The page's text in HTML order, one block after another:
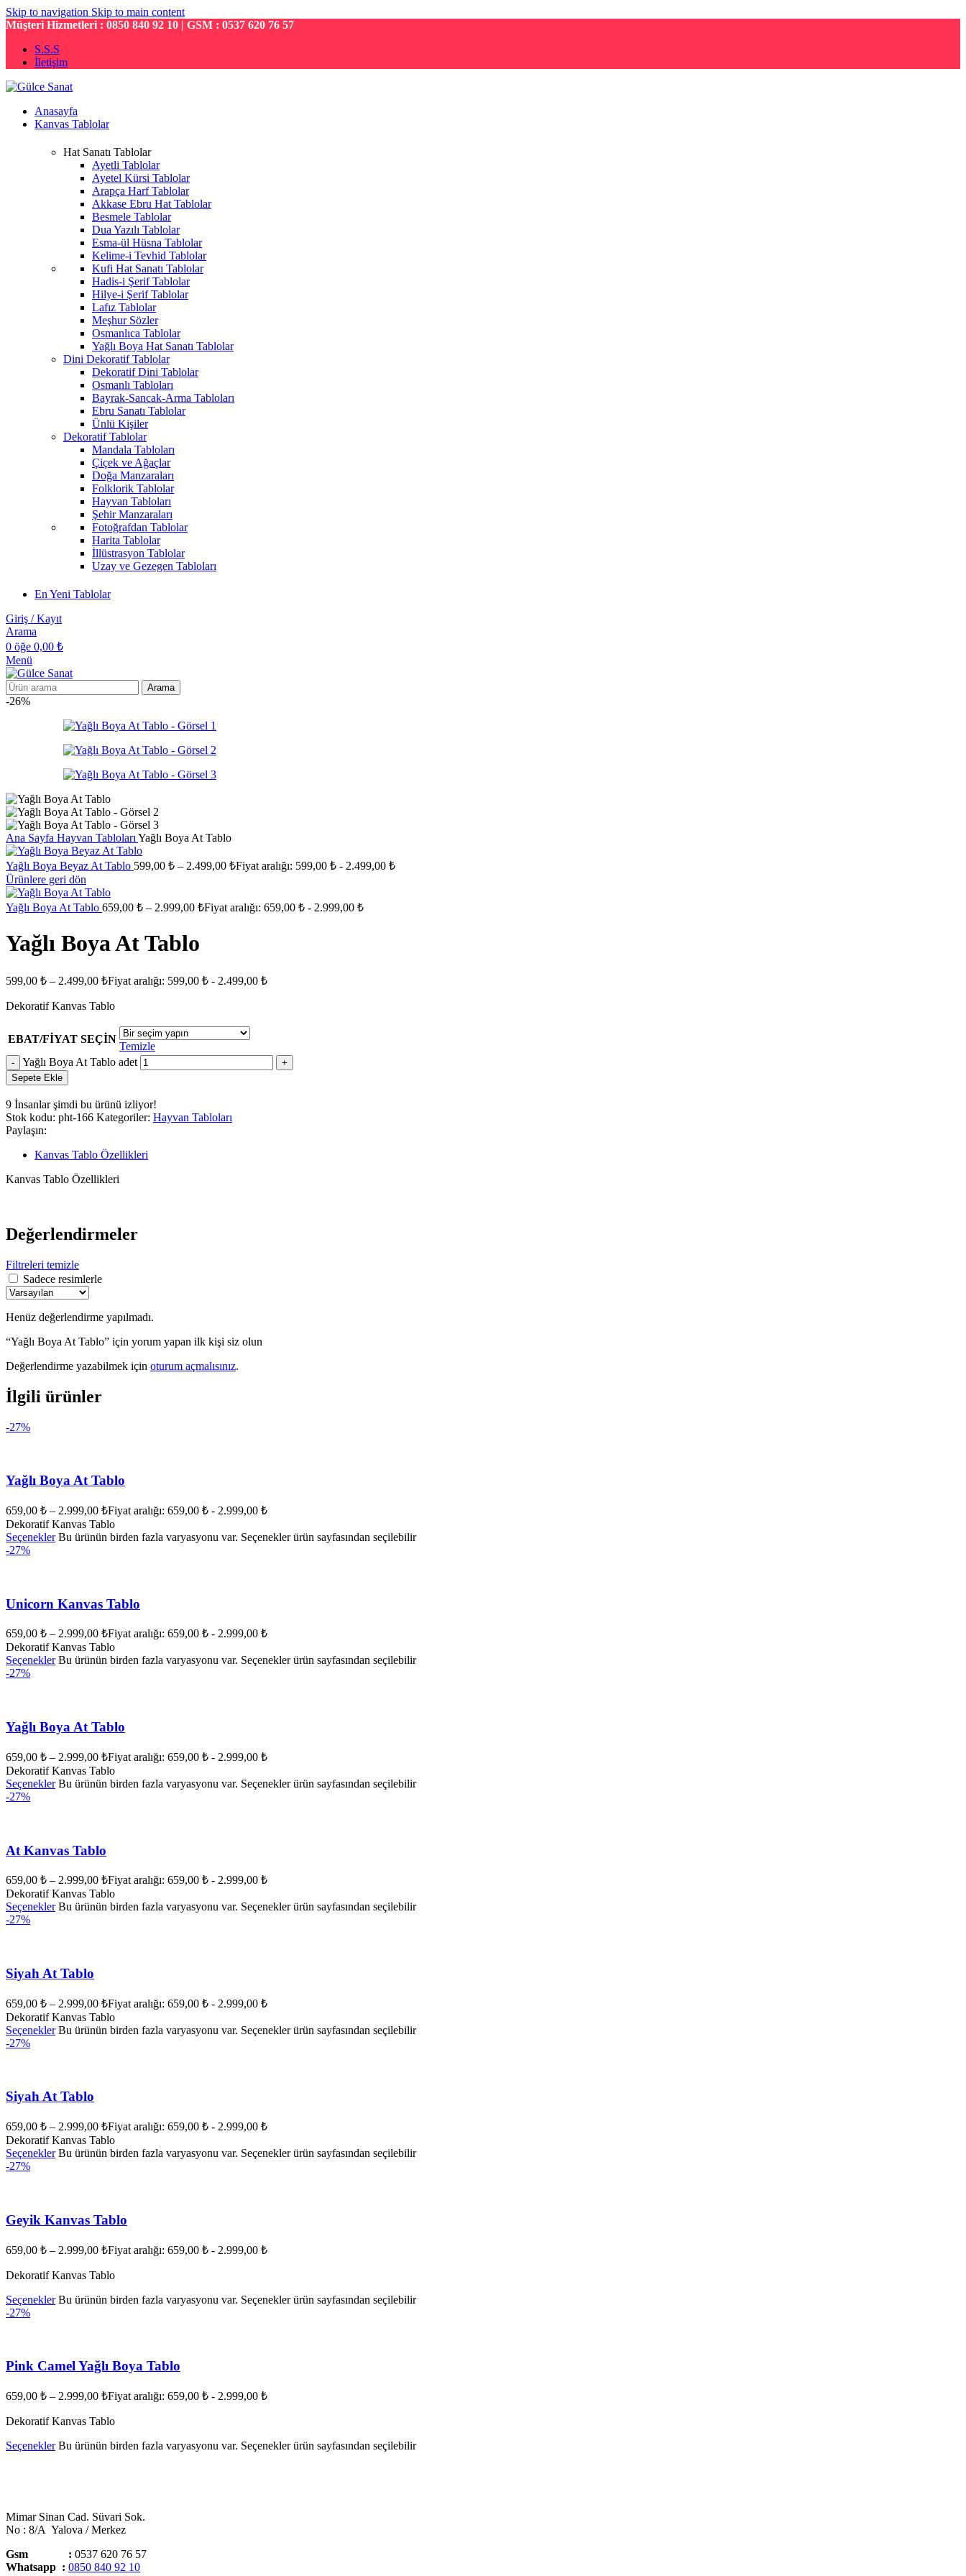
Skip to navigation Skip to main content
Müşteri Hizmetleri : 0850 840 92 10 | GSM : 0537 620 76 57
S.S.S
İletişim
Anasayfa
Kanvas Tablolar
Hat Sanatı Tablolar
Ayetli Tablolar
Ayetel Kürsi Tablolar
Arapça Harf Tablolar
Akkase Ebru Hat Tablolar
Besmele Tablolar
Dua Yazılı Tablolar
Esma-ül Hüsna Tablolar
Kelime-i Tevhid Tablolar
Kufi Hat Sanatı Tablolar
Hadis-i Şerif Tablolar
Hilye-i Şerif Tablolar
Lafız Tablolar
Meşhur Sözler
Osmanlıca Tablolar
Yağlı Boya Hat Sanatı Tablolar
Dini Dekoratif Tablolar
Dekoratif Dini Tablolar
Osmanlı Tabloları
Bayrak-Sancak-Arma Tabloları
Ebru Sanatı Tablolar
Ünlü Kişiler
Dekoratif Tablolar
Mandala Tabloları
Çiçek ve Ağaçlar
Doğa Manzaraları
Folklorik Tablolar
Hayvan Tabloları
Şehir Manzaraları
Fotoğrafdan Tablolar
Harita Tablolar
İllüstrasyon Tablolar
Uzay ve Gezegen Tabloları
En Yeni Tablolar
Giriş / Kayıt
Arama
0 öğe 0,00 ₺
Menü
Arama
-26%
Ana Sayfa Hayvan Tabloları Yağlı Boya At Tablo
Yağlı Boya Beyaz At Tablo 599,00 ₺ – 2.499,00 ₺Fiyat aralığı: 599,00 ₺ - 2.499,00 ₺
Ürünlere geri dön
Yağlı Boya At Tablo 659,00 ₺ – 2.999,00 ₺Fiyat aralığı: 659,00 ₺ - 2.999,00 ₺
Yağlı Boya At Tablo
599,00 ₺ – 2.499,00 ₺Fiyat aralığı: 599,00 ₺ - 2.499,00 ₺
Dekoratif Kanvas Tablo
EBAT/FİYAT SEÇİN
Temizle
Yağlı Boya At Tablo adet
Sepete Ekle
9 İnsanlar şimdi bu ürünü izliyor!
Stok kodu: pht-166 Kategoriler: Hayvan Tabloları
Paylaşın:
Kanvas Tablo Özellikleri
Kanvas Tablo Özellikleri
Değerlendirmeler
Filtreleri temizle
Sadece resimlerle
Henüz değerlendirme yapılmadı.
“Yağlı Boya At Tablo” için yorum yapan ilk kişi siz olun
Değerlendirme yazabilmek için oturum açmalısınız.
İlgili ürünler
-27%
Yağlı Boya At Tablo
659,00 ₺ – 2.999,00 ₺Fiyat aralığı: 659,00 ₺ - 2.999,00 ₺
Dekoratif Kanvas Tablo
Seçenekler Bu ürünün birden fazla varyasyonu var. Seçenekler ürün sayfasından seçilebilir
-27%
Unicorn Kanvas Tablo
659,00 ₺ – 2.999,00 ₺Fiyat aralığı: 659,00 ₺ - 2.999,00 ₺
Dekoratif Kanvas Tablo
Seçenekler Bu ürünün birden fazla varyasyonu var. Seçenekler ürün sayfasından seçilebilir
-27%
Yağlı Boya At Tablo
659,00 ₺ – 2.999,00 ₺Fiyat aralığı: 659,00 ₺ - 2.999,00 ₺
Dekoratif Kanvas Tablo
Seçenekler Bu ürünün birden fazla varyasyonu var. Seçenekler ürün sayfasından seçilebilir
-27%
At Kanvas Tablo
659,00 ₺ – 2.999,00 ₺Fiyat aralığı: 659,00 ₺ - 2.999,00 ₺
Dekoratif Kanvas Tablo
Seçenekler Bu ürünün birden fazla varyasyonu var. Seçenekler ürün sayfasından seçilebilir
-27%
Siyah At Tablo
659,00 ₺ – 2.999,00 ₺Fiyat aralığı: 659,00 ₺ - 2.999,00 ₺
Dekoratif Kanvas Tablo
Seçenekler Bu ürünün birden fazla varyasyonu var. Seçenekler ürün sayfasından seçilebilir
-27%
Siyah At Tablo
659,00 ₺ – 2.999,00 ₺Fiyat aralığı: 659,00 ₺ - 2.999,00 ₺
Dekoratif Kanvas Tablo
Seçenekler Bu ürünün birden fazla varyasyonu var. Seçenekler ürün sayfasından seçilebilir
-27%
Geyik Kanvas Tablo
659,00 ₺ – 2.999,00 ₺Fiyat aralığı: 659,00 ₺ - 2.999,00 ₺
Dekoratif Kanvas Tablo
Seçenekler Bu ürünün birden fazla varyasyonu var. Seçenekler ürün sayfasından seçilebilir
-27%
Pink Camel Yağlı Boya Tablo
659,00 ₺ – 2.999,00 ₺Fiyat aralığı: 659,00 ₺ - 2.999,00 ₺
Dekoratif Kanvas Tablo
Seçenekler Bu ürünün birden fazla varyasyonu var. Seçenekler ürün sayfasından seçilebilir
Mimar Sinan Cad. Süvari Sok.
No : 8/A Yalova / Merkez
Gsm : 0537 620 76 57
Whatsapp : 0850 840 92 10